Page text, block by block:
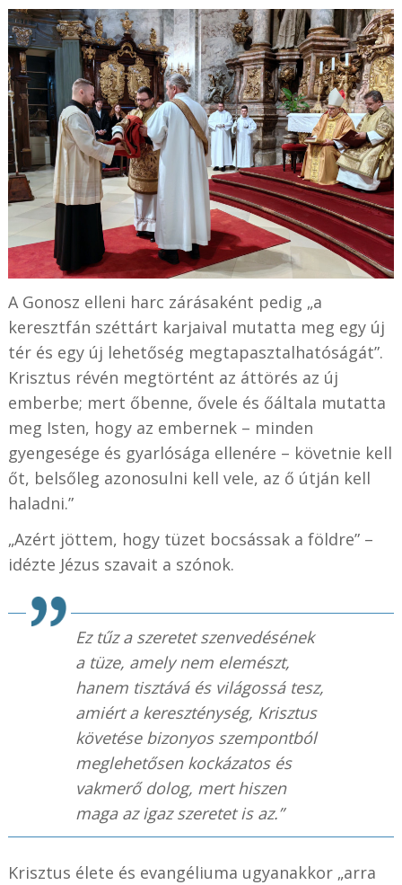
A Gonosz elleni harc zárásaként pedig „a
keresztfán széttárt karjaival mutatta meg egy új
tér és egy új lehetőség megtapasztalhatóságát”.
Krisztus révén megtörtént az áttörés az új
emberbe; mert őbenne, ővele és őáltala mutatta
meg Isten, hogy az embernek – minden
gyengesége és gyarlósága ellenére – követnie kell
őt, belsőleg azonosulni kell vele, az ő útján kell
haladni.”
„Azért jöttem, hogy tüzet bocsássak a földre” –
idézte Jézus szavait a szónok.
Ez tűz a szeretet szenvedésének
a tüze, amely nem elemészt,
hanem tisztává és világossá tesz,
amiért a kereszténység, Krisztus
követése bizonyos szempontból
meglehetősen kockázatos és
vakmerő dolog, mert hiszen
maga az igaz szeretet is az.”
Krisztus élete és evangéliuma ugyanakkor „arra